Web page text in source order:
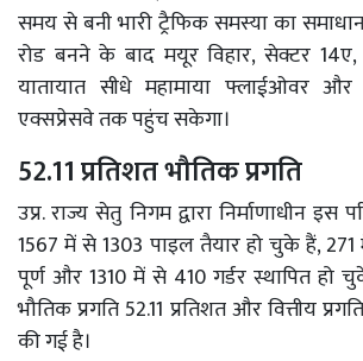
समय से बनी भारी ट्रैफिक समस्या का
रोड बनने के बाद मयूर विहार, सेक्टर
यातायात सीधे महामाया फ्लाईओवर और
एक्सप्रेसवे तक पहुंच सकेगा।
52.11 प्रतिशत भौतिक प्रगति
उप्र. राज्य सेतु निगम द्वारा निर्माणाधीन
1567 में से 1303 पाइल तैयार हो चुके हैं,
पूर्ण और 1310 में से 410 गर्डर स्थापित हो
भौतिक प्रगति 52.11 प्रतिशत और वित्तीय
की गई है।